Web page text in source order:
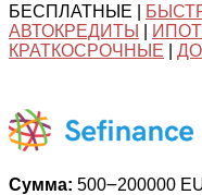
БЕСПЛАТНЫЕ |
АВТОКРЕДИТЫ
КРАТКОСРОЧНЫЕ
Сумма: 500౼200000